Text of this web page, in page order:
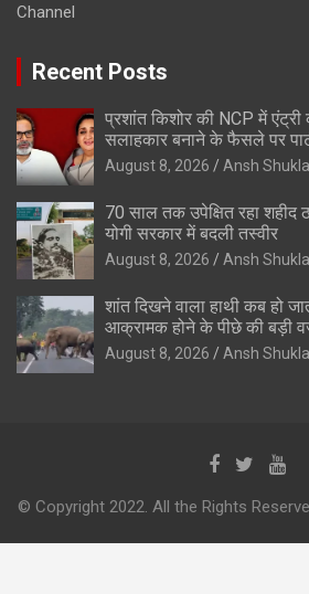
Channel
Recent Posts
प्रशांत किशोर की NCP में
सलाहकार बनाने के फैसले पर
August 8, 2026 Ansh Shukla
70 साल तक उपेक्षित रहा शहीद
योगी सरकार में बदली तस्वीर
August 8, 2026 Ansh Shukla
शांत दिखने वाला हाथी कब हो
आक्रामक होने के पीछे की बड़ी
August 8, 2026 Ansh Shukla
© Copyright 2022. All the Rights